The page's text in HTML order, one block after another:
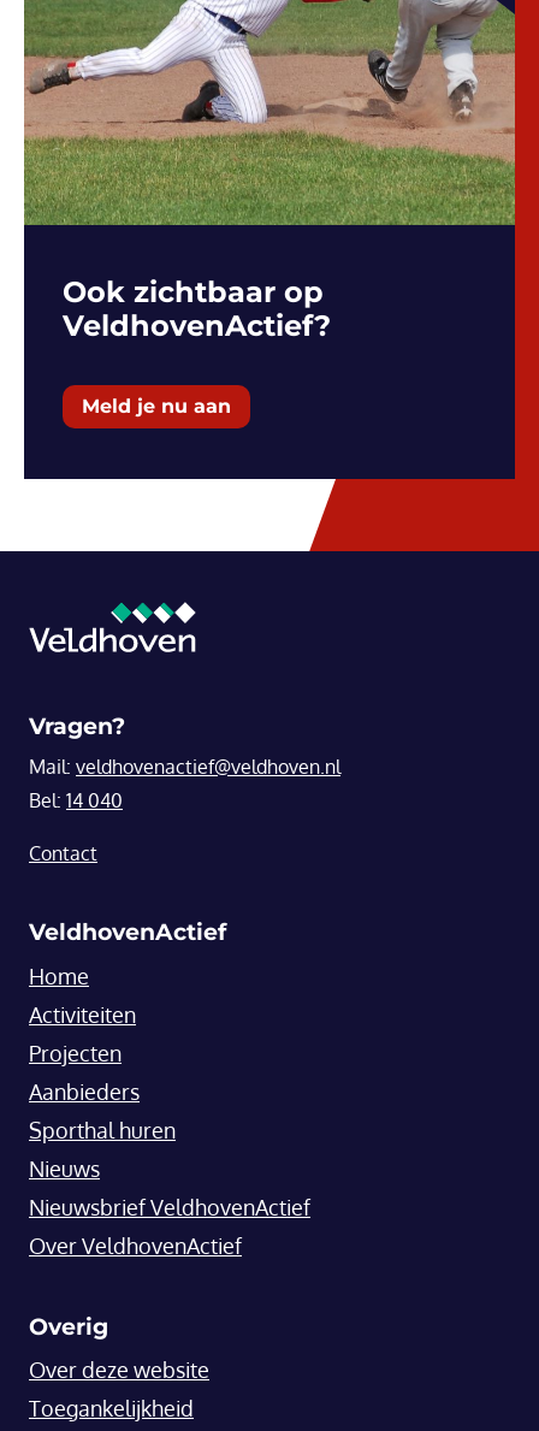
Ook zichtbaar op
VeldhovenActief?
Meld je nu aan
Vragen?
Mail: veldhovenactief@veldhoven.nl
Bel: 14 040
Contact
VeldhovenActief
Home
Activiteiten
Projecten
Aanbieders
Sporthal huren
Nieuws
Nieuwsbrief VeldhovenActief
Over VeldhovenActief
Overig
Over deze website
Toegankelijkheid